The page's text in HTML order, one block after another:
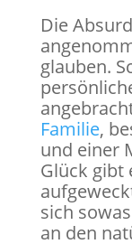
Die
glauben.
Familie,
und einer
Glück gibt
sich
an den